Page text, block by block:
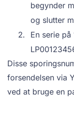
begynder
og slutter
En serie
Disse
forsendelsen via
ved at bruge en